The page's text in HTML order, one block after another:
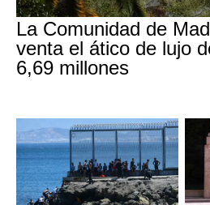
La Comunidad de
venta el ático de lujo
6,69 millones